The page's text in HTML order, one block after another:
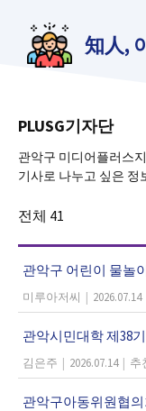
知人,
PLUSG기자단
관악구 미디어플러스
기사로 나누고 싶은 정
전체 41
관악구 어린이 물놀
미루아저씨 | 2026.07.14
관악시민대학 제38
김은주 | 2026.07.14 | 추
관악구아동위원협